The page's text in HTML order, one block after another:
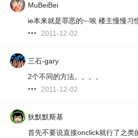
MuBeiBei
ie本来就是罪恶的~·唉 楼主慢慢习
2011-12-02
三石-gary
2个不同的方法。。。。
2011-12-02
狄默默斯基
首先不要说直接onclick就行了之类